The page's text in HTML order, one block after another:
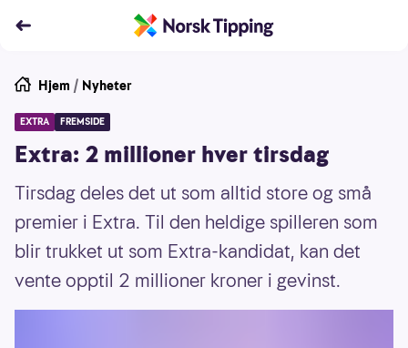
Hjem / Nyheter
EXTRA FREMSIDE
Extra: 2 millioner hver tirsdag
Tirsdag deles det ut som alltid store og små
premier i Extra. Til den heldige spilleren som
blir trukket ut som Extra-kandidat, kan det
vente opptil 2 millioner kroner i gevinst.